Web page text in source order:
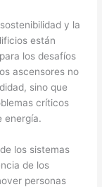
y la
están
los desafíos
ascensores no
sino que
críticos
energía.
los sistemas
de los
personas